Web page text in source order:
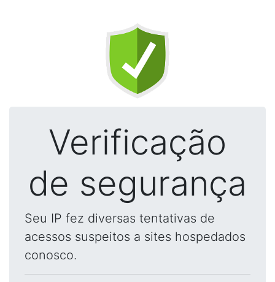
Verificação
de segurança
Seu IP fez diversas tentativas de
acessos suspeitos a sites hospedados
conosco.